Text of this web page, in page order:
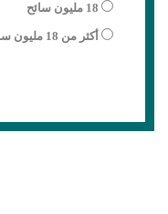
18 مليون سائح
أكثر من 18 مليون سائح